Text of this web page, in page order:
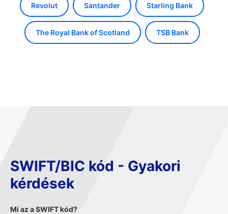
Revolut Santander Starling Bank
The Royal Bank of Scotland TSB Bank
SWIFT/BIC kód - Gyakori
kérdések
Mi az a SWIFT kód?